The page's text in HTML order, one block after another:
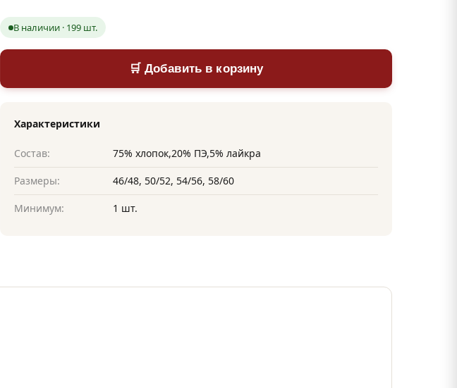
В наличии · 199 шт.
🛒 Добавить в корзину
Характеристики
Состав: 75% хлопок,20% ПЭ,5% лайкра
Размеры: 46/48, 50/52, 54/56, 58/60
Минимум: 1 шт.